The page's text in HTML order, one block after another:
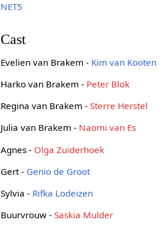
NET5
Cast
Evelien van Brakem - Kim van Kooten
Harko van Brakem - Peter Blok
Regina van Brakem -Sterre Herstel
Julia van Brakem - Naomi van Es
Agnes - Olga Zuiderhoek
Gert - Genio de Groot
Sylvia - Rifka Lodeizen
Buurvrouw -Saskia Mulder